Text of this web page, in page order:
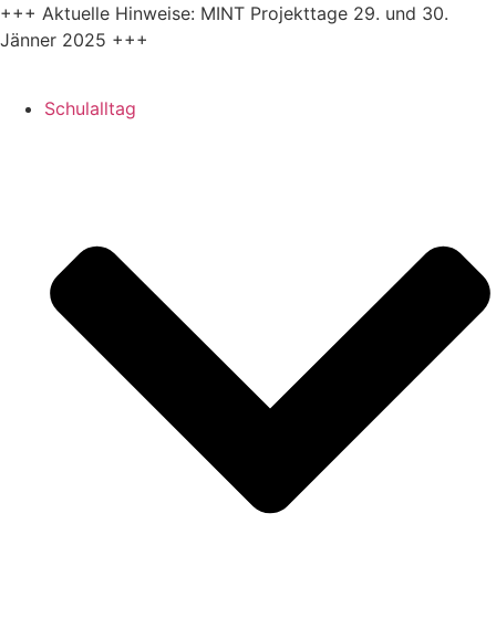
Zum
Inhalt
+++ Aktuelle Hinweise: MINT Projekttage 29. und 30.
Jänner 2025 +++
Schulalltag